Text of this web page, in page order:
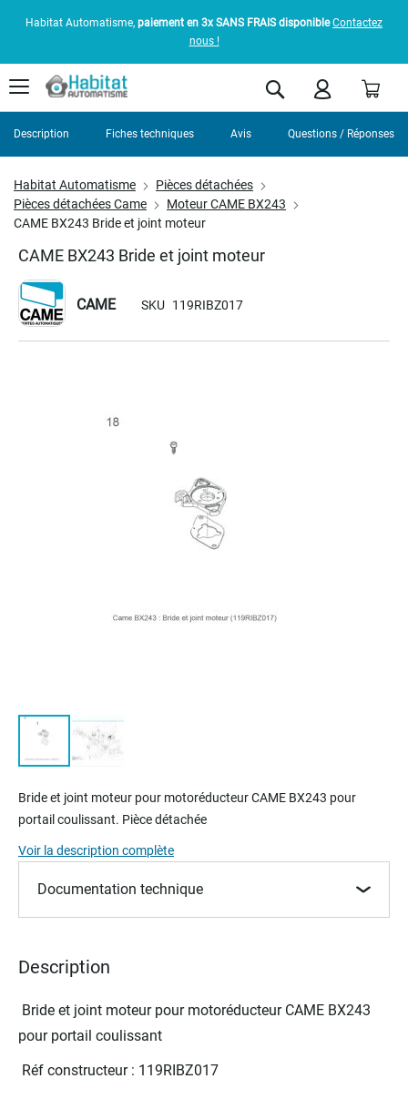
Habitat Automatisme, paiement en 3x SANS FRAIS disponible Contactez
nous !
Rechercher
Habitat Automatisme
Pièces détachées
Pièces détachées Came
Moteur CAME BX243
CAME BX243 Bride et joint moteur
CAME BX243 Bride et joint moteur
CAME SKU 119RIBZ017
to
beginning
of
the
images
Bride et joint moteur pour motoréducteur CAME BX243 pour
portail coulissant. Pièce détachée
Voir la description complète
Documentation technique
Description Fiches techniques Avis Questions / Réponses
Description
Bride et joint moteur pour motoréducteur CAME BX243
pour portail coulissant
Réf constructeur : 119RIBZ017